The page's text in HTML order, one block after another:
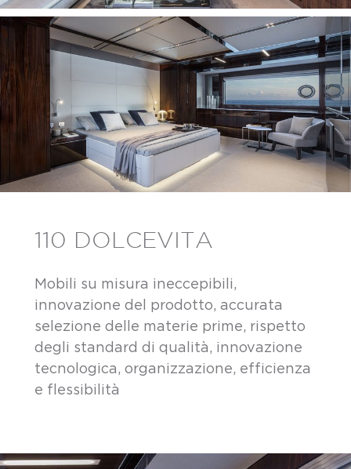
110 DOLCEVITA
Mobili su misura ineccepibili,
innovazione del prodotto, accurata
selezione delle materie prime, rispetto
degli standard di qualità, innovazione
tecnologica, organizzazione, efficienza
e flessibilità